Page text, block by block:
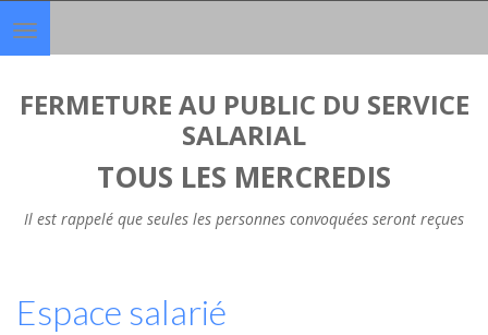
Toggle
navigation
FERMETURE AU PUBLIC DU SERVICE
SALARIAL
TOUS LES MERCREDIS
Il est rappelé que seules les personnes convoquées seront reçues
Espace salarié